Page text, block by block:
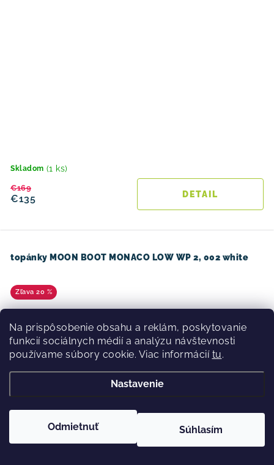
Na prispôsobenie obsahu a reklám, poskytovanie
funkcií sociálnych médií a analýzu návštevnosti
používame súbory cookie. Viac informácií tu.
Nastavenie
Odmietnuť Súhlasím
Skladom (1 ks)
€135
€169
DETAIL
topánky MOON BOOT MONACO LOW WP 2, 002 white
20 %